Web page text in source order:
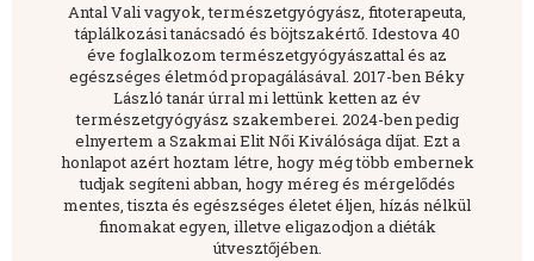
Antal Vali vagyok, természetgyógyász, fitoterapeuta,
táplálkozási tanácsadó és böjtszakértő. Idestova 40
éve foglalkozom természetgyógyászattal és az
egészséges életmód propagálásával. 2017-ben Béky
László tanár úrral mi lettünk ketten az év
természetgyógyász szakemberei. 2024-ben pedig
elnyertem a Szakmai Elit Női Kiválósága díjat. Ezt a
honlapot azért hoztam létre, hogy még több embernek
tudjak segíteni abban, hogy méreg és mérgelődés
mentes, tiszta és egészséges életet éljen, hízás nélkül
finomakat egyen, illetve eligazodjon a diéták
útvesztőjében.